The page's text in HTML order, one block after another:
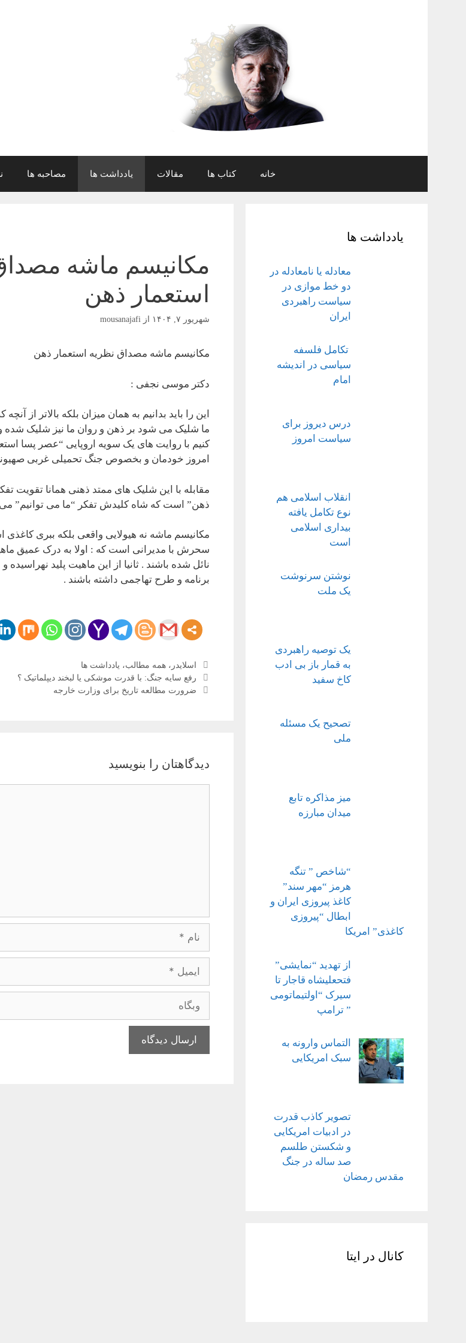
خانه کتاب ها مقالات یادداشت ها مصاحبه ها
مکانیسم ماشه
استعمار ذهن
شهریور ۷, ۱۴۰۴ ازmousanajafi
مکانیسم ماشه مصداق نظریه استعمار ذهن
دکتر موسی نجفی :
این را باید بدانیم به همان میزان بلکه بالاتر از
ما شلیک می شود بر ذهن و روان ما نیز شلیک
کنیم با روایت های یک سویه اروپایی “عصر پسا
امروز خودمان و بخصوص جنگ تحمیلی غربی
مقابله با این شلیک های ممتد ذهنی همانا تقویت
ذهن” است که شاه کلیدش تفکر “ما می توانیم”
مکانیسم ماشه نه هیولایی واقعی بلکه ببری
سحرش با مدیرانی است که : اولا به درک عمیق
نائل شده باشند . ثانیا از این ماهیت پلید نهراسیده و
برنامه و طرح تهاجمی داشته باشند .
دسته‌ها
اسلایدر ، همه مطالب، یادداشت ها
ناوبری
نوشته‌ها
رفع سایه جنگ: با قدرت موشکی یا لبخند دیپلماتیک ؟
ضرورت مطالعه تاریخ برای وزارت خارجه‌
دیدگاهتان را بنویسید
وبگاه
یادداشت ها
معادله یا نامعادله در
دو خط موازی در
سیاست راهبردی
ایران
تکامل فلسفه
سیاسی در اندیشه
امام
درس دیروز برای
سیاست امروز
انقلاب اسلامی هم
نوع تکامل یافته
بیداری اسلامی
است
نوشتن سرنوشت
یک ملت
یک توصیه راهبردی
به قمار باز بی ادب
کاخ سفید
تصحیح یک مسئله
ملی
میز مذاکره تابع
میدان مبارزه
“شاخص ” تنگه
هرمز “مهر سند”
کاغذ پیروزی ایران و
ابطال “پیروزی
کاغذی” امریکا
از تهدید “نمایشی”
فتحعلیشاه قاجار تا
سیرک “اولتیماتومی
” ترامپ
التماس وارونه به
سبک امریکایی
تصویر کاذب قدرت
در ادبیات امریکایی
و شکستن طلسم
صد ساله در جنگ
مقدس رمضان
کانال در ایتا